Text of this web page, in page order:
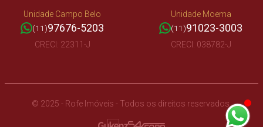
Unidade Campo Belo
(11)97676-5203
CRECI: 22311-J
Unidade Moema
(11)91023-3003
CRECI: 038782-J
© 2025 - Rofe Imóveis - Todos os direitos reservados.